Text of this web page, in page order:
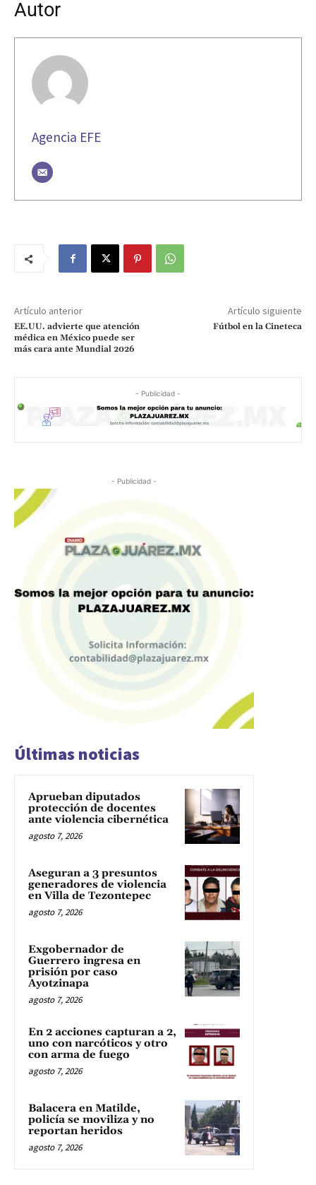
Autor
Agencia EFE
Artículo anterior
EE.UU. advierte que atención
médica en México puede ser
más cara ante Mundial 2026
Artículo siguiente
Fútbol en la Cineteca
- Publicidad -
- Publicidad -
Últimas noticias
Aprueban diputados
protección de docentes
ante violencia cibernética
agosto 7, 2026
Aseguran a 3 presuntos
generadores de violencia
en Villa de Tezontepec
agosto 7, 2026
Exgobernador de
Guerrero ingresa en
prisión por caso
Ayotzinapa
agosto 7, 2026
En 2 acciones capturan a 2,
uno con narcóticos y otro
con arma de fuego
agosto 7, 2026
Balacera en Matilde,
policía se moviliza y no
reportan heridos
agosto 7, 2026